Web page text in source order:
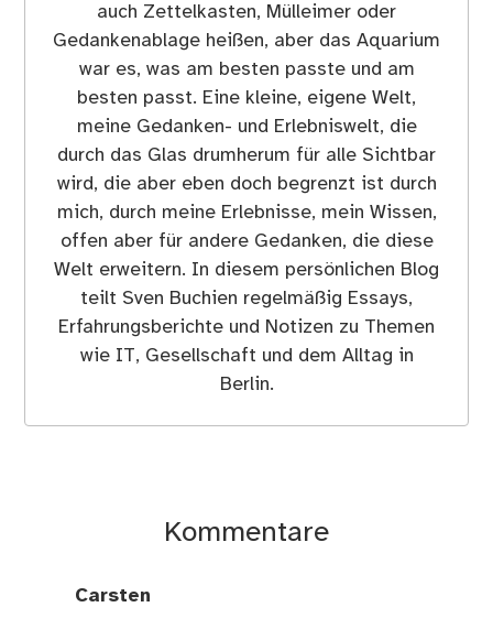
auch Zettelkasten, Mülleimer oder
Gedankenablage heißen, aber das Aquarium
war es, was am besten passte und am
besten passt. Eine kleine, eigene Welt,
meine Gedanken- und Erlebniswelt, die
durch das Glas drumherum für alle Sichtbar
wird, die aber eben doch begrenzt ist durch
mich, durch meine Erlebnisse, mein Wissen,
offen aber für andere Gedanken, die diese
Welt erweitern. In diesem persönlichen Blog
teilt Sven Buchien regelmäßig Essays,
Erfahrungsberichte und Notizen zu Themen
wie IT, Gesellschaft und dem Alltag in
Berlin.
Kommentare
Carsten